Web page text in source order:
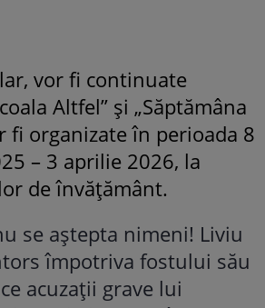
vor fi continuate
Altfel” și „Săptămâna
fi organizate în perioada 8
– 3 aprilie 2026, la
de învățământ.